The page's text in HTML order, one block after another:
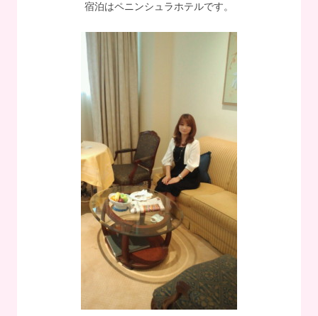
宿泊はペニンシュラホテルです。